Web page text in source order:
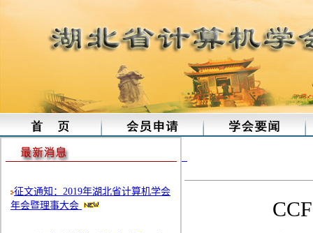
征文通知：2019年湖北省计算机学会
年会暨理事大会